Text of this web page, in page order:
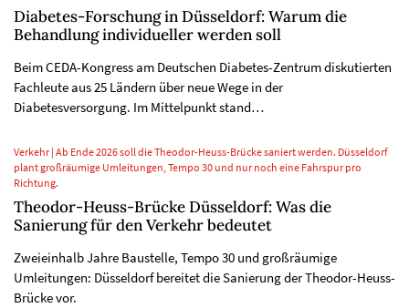
Diabetes-Forschung in Düsseldorf: Warum die
Behandlung individueller werden soll
Beim CEDA-Kongress am Deutschen Diabetes-Zentrum diskutierten
Fachleute aus 25 Ländern über neue Wege in der
Diabetesversorgung. Im Mittelpunkt stand…
Verkehr | Ab Ende 2026 soll die Theodor-Heuss-Brücke saniert werden. Düsseldorf
plant großräumige Umleitungen, Tempo 30 und nur noch eine Fahrspur pro
Richtung.
Theodor-Heuss-Brücke Düsseldorf: Was die
Sanierung für den Verkehr bedeutet
Zweieinhalb Jahre Baustelle, Tempo 30 und großräumige
Umleitungen: Düsseldorf bereitet die Sanierung der Theodor-Heuss-
Brücke vor.